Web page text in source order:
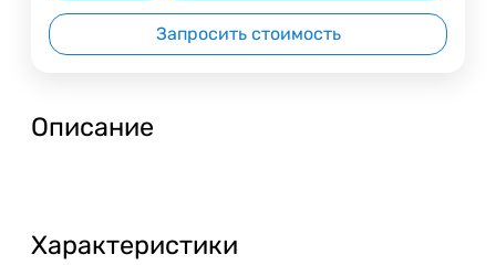
Запросить стоимость
Описание
Характеристики